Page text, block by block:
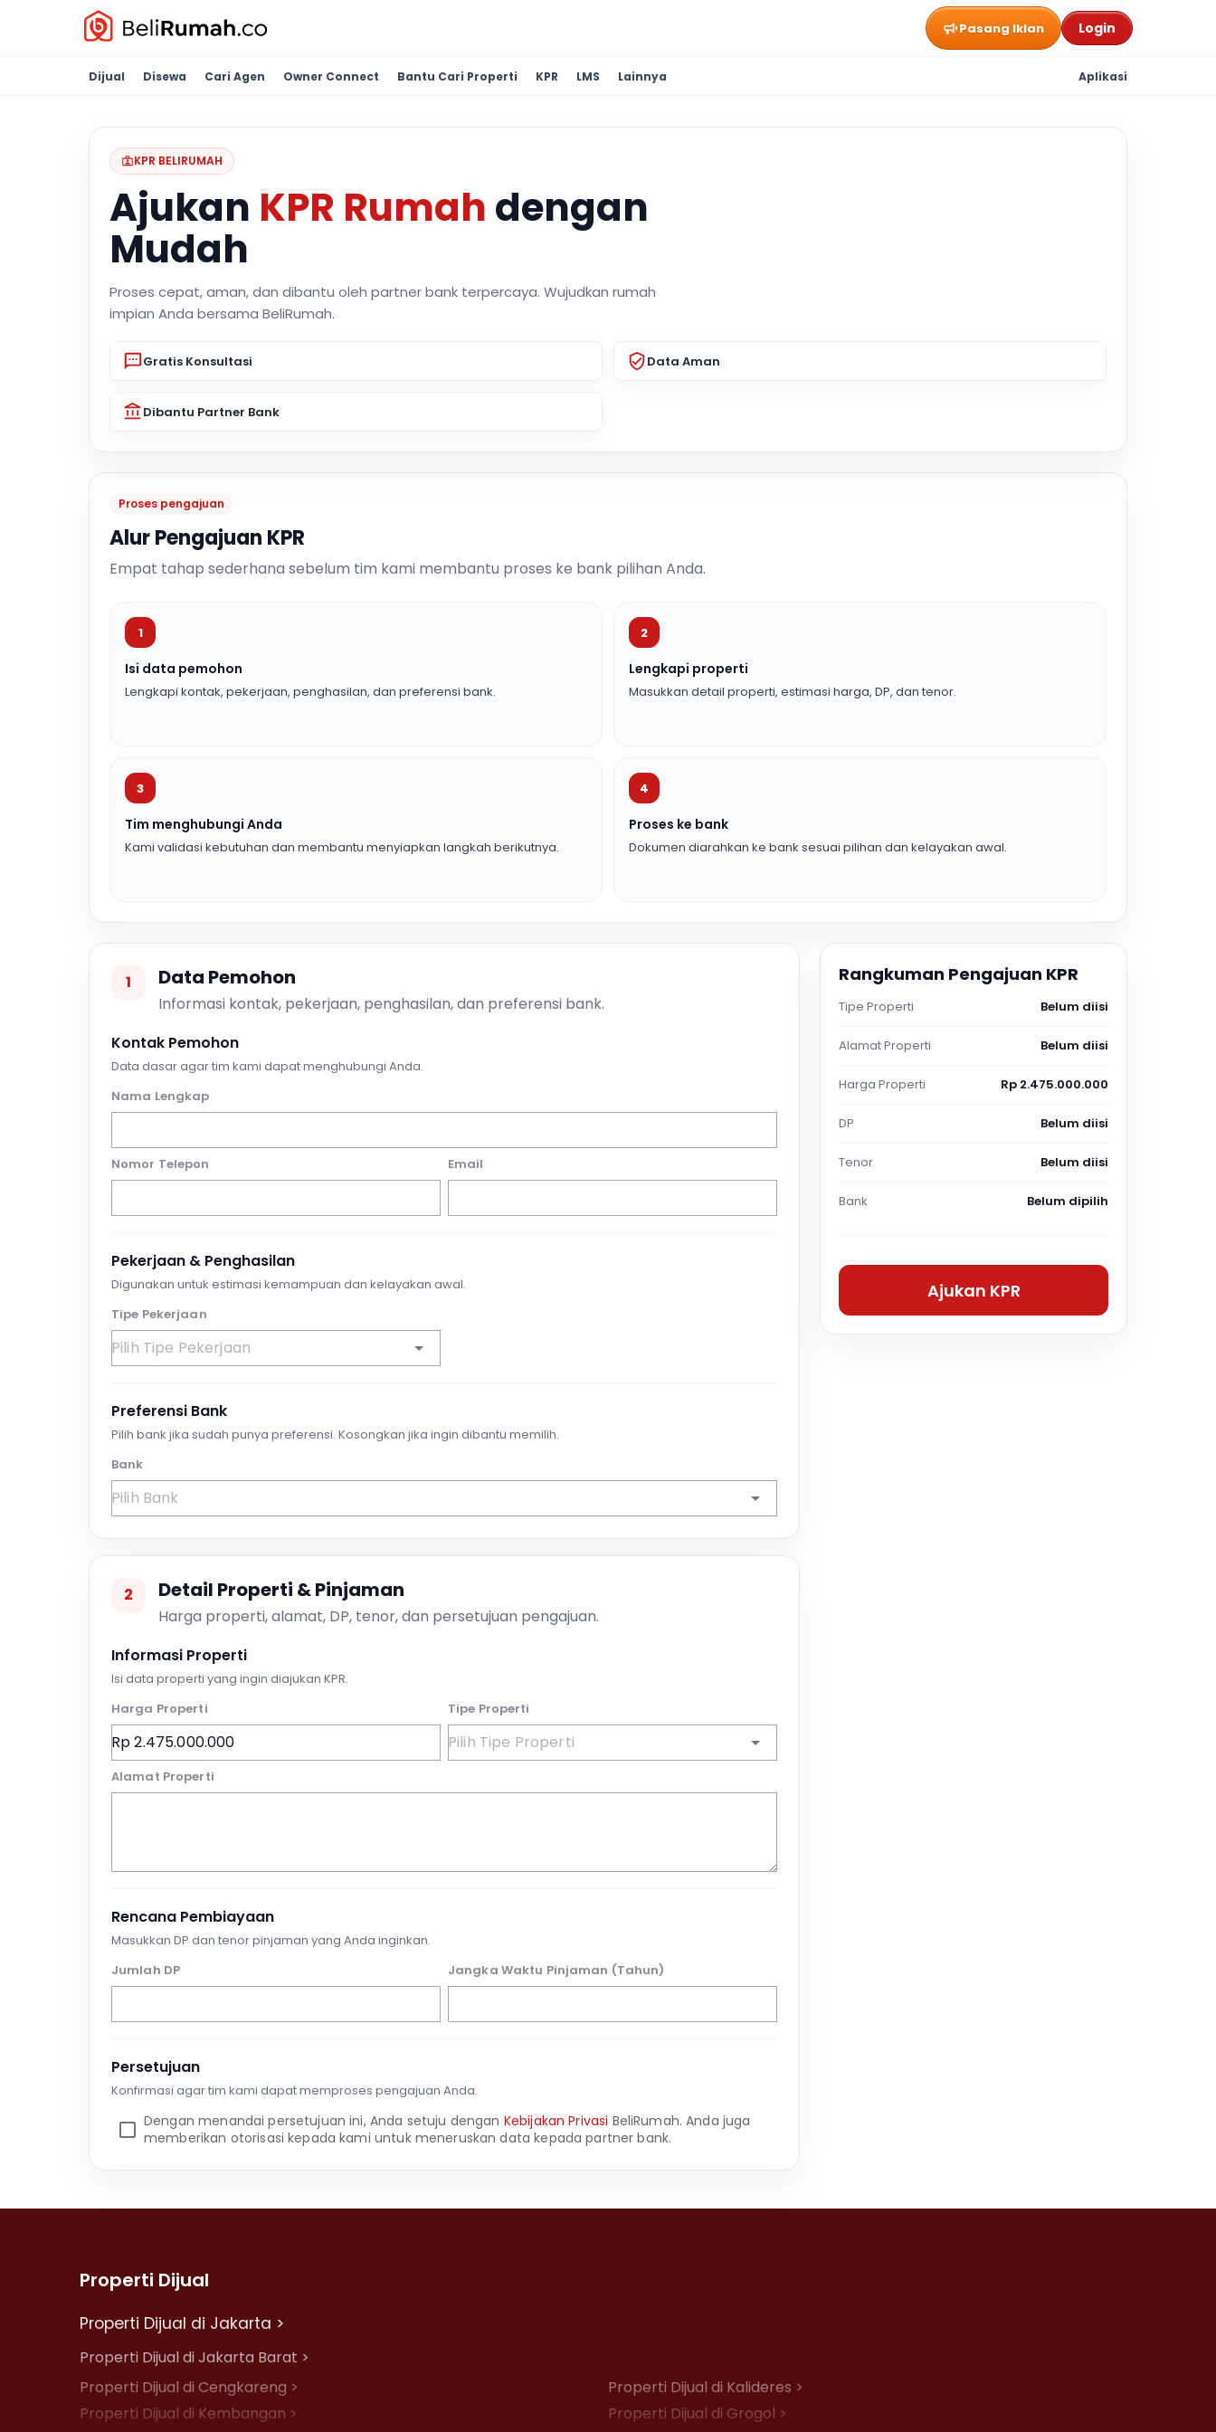
Pasang Iklan Login
Dijual Disewa Cari Agen Owner Connect Bantu Cari Properti KPR LMS Lainnya Aplikasi
KPR BELIRUMAH
Ajukan KPR Rumah dengan
Mudah
Proses cepat, aman, dan dibantu oleh partner bank terpercaya. Wujudkan rumah
impian Anda bersama BeliRumah.
Gratis Konsultasi Data Aman
Dibantu Partner Bank
Proses pengajuan
Alur Pengajuan KPR
Empat tahap sederhana sebelum tim kami membantu proses ke bank pilihan Anda.
1
Isi data pemohon
Lengkapi kontak, pekerjaan, penghasilan, dan preferensi bank.
2
Lengkapi properti
Masukkan detail properti, estimasi harga, DP, dan tenor.
3
Tim menghubungi Anda
Kami validasi kebutuhan dan membantu menyiapkan langkah berikutnya.
4
Proses ke bank
Dokumen diarahkan ke bank sesuai pilihan dan kelayakan awal.
1 Data Pemohon
Informasi kontak, pekerjaan, penghasilan, dan preferensi bank.
Kontak Pemohon
Data dasar agar tim kami dapat menghubungi Anda.
Nama Lengkap
Nomor Telepon Email
Pekerjaan & Penghasilan
Digunakan untuk estimasi kemampuan dan kelayakan awal.
Tipe Pekerjaan
Preferensi Bank
Pilih bank jika sudah punya preferensi. Kosongkan jika ingin dibantu memilih.
Bank
2 Detail Properti & Pinjaman
Harga properti, alamat, DP, tenor, dan persetujuan pengajuan.
Informasi Properti
Isi data properti yang ingin diajukan KPR.
Harga Properti
Tipe Properti
Alamat Properti
Rencana Pembiayaan
Masukkan DP dan tenor pinjaman yang Anda inginkan.
Jumlah DP
Jangka Waktu Pinjaman (Tahun)
Persetujuan
Konfirmasi agar tim kami dapat memproses pengajuan Anda.
Dengan menandai persetujuan ini, Anda setuju dengan Kebijakan Privasi BeliRumah. Anda juga
memberikan otorisasi kepada kami untuk meneruskan data kepada partner bank.
Rangkuman Pengajuan KPR
Tipe Properti Belum diisi
Alamat Properti Belum diisi
Harga Properti Rp 2.475.000.000
DP Belum diisi
Tenor Belum diisi
Bank Belum dipilih
Ajukan KPR
Properti Dijual
Properti Dijual di Jakarta >
Properti Dijual di Jakarta Barat >
Properti Dijual di Cengkareng >
Properti Dijual di Kalideres >
Properti Dijual di Kembangan >
Properti Dijual di Grogol >